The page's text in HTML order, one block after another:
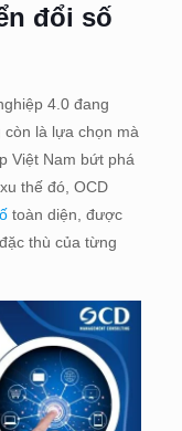
đổi số
4.0 đang
là lựa chọn mà
Việt Nam bứt phá
thế đó, OCD
toàn diện, được
thù của từng